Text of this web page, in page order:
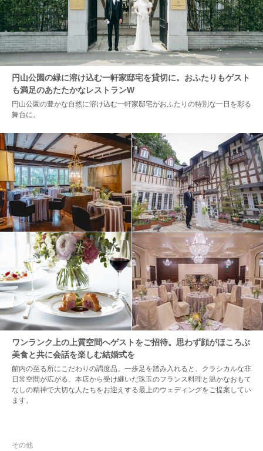
円山公園の緑に溶け込む一軒家邸宅を貸切に。おふたりもゲスト
も満足のあたたかなレストランW
円山公園の豊かな自然に溶け込む一軒家邸宅がおふたりの特別な一日を彩る
舞台に。
ワンランク上の上質空間へゲストをご招待。思わず顔がほころぶ
美食と共に会話を楽しむ結婚式を
館内の至る所にこだわりの調度品。一歩足を踏み入れると、クラシカルな非
日常空間が広がる。本店から受け継いだ珠玉のフランス料理と温かなおもて
なしの精神で大切な人たちをお迎えする最上のウェディングをご提案してい
ます。
その他